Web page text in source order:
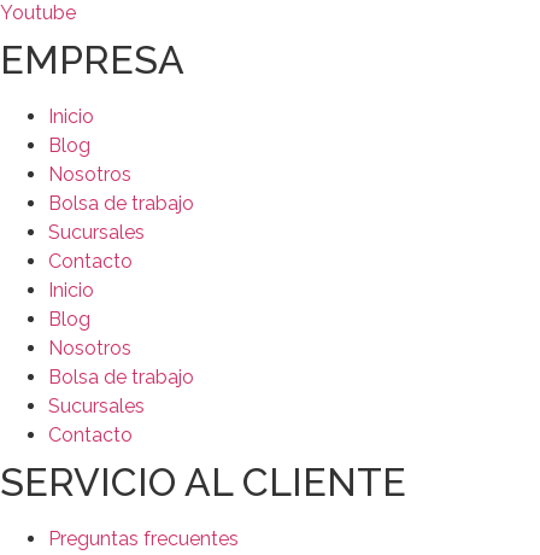
Youtube
EMPRESA
Inicio
Blog
Nosotros
Bolsa de trabajo
Sucursales
Contacto
Inicio
Blog
Nosotros
Bolsa de trabajo
Sucursales
Contacto
SERVICIO AL CLIENTE
Preguntas frecuentes